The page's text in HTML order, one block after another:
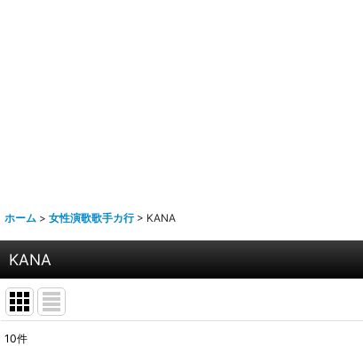
ホーム > 女性演歌歌手カ行 > KANA
KANA
10件